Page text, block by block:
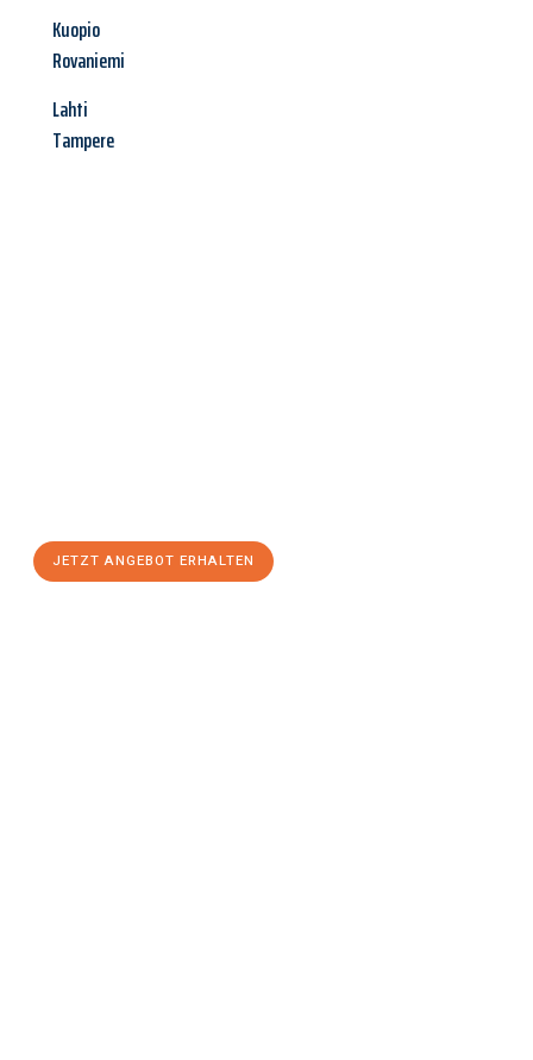
Kuopio
Rovaniemi
Lahti
Tampere
JETZT ANGEBOT ERHALTEN